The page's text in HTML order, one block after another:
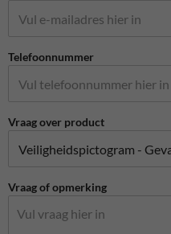
Telefoonnummer
Vraag over product
Vraag of opmerking